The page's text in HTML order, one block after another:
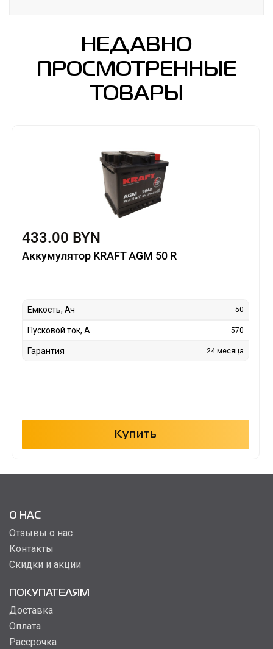
НЕДАВНО
ПРОСМОТРЕННЫЕ
ТОВАРЫ
433.00 BYN
Аккумулятор KRAFT AGM 50 R
Емкость, Ач 50
Пусковой ток, А 570
Гарантия 24 месяца
Купить
О НАС
Отзывы о нас
Контакты
Скидки и акции
ПОКУПАТЕЛЯМ
Доставка
Оплата
Рассрочка